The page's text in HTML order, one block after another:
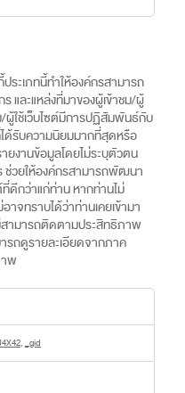
ะเภทนี้ทำให้องค์กรสามารถ
และแหล่งที่มาของผู้เข้าชม/ผู้
ม/ผู้ใช้เว็บไซต์มีการปฏิสัมพันธ์กับ
ได้รับความนิยมมากที่สุดหรือ
ยงานข้อมูลโดยไม่ระบุตัวตน
ช่วยให้องค์กรสามารถพัฒนา
ดีกว่าแก่ท่าน หากท่านไม่
าจทราบได้ว่าท่านเคยเข้ามา
ม่สามารถติดตามประสิทธิภาพ
รถดูรายละเอียดจากภาค
พ
,_gid